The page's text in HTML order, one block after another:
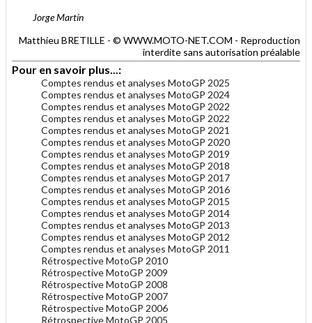
Jorge Martín
Matthieu BRETILLE - © WWW.MOTO-NET.COM - Reproduction
interdite sans autorisation préalable
Pour en savoir plus...:
Comptes rendus et analyses MotoGP 2025
Comptes rendus et analyses MotoGP 2024
Comptes rendus et analyses MotoGP 2022
Comptes rendus et analyses MotoGP 2022
Comptes rendus et analyses MotoGP 2021
Comptes rendus et analyses MotoGP 2020
Comptes rendus et analyses MotoGP 2019
Comptes rendus et analyses MotoGP 2018
Comptes rendus et analyses MotoGP 2017
Comptes rendus et analyses MotoGP 2016
Comptes rendus et analyses MotoGP 2015
Comptes rendus et analyses MotoGP 2014
Comptes rendus et analyses MotoGP 2013
Comptes rendus et analyses MotoGP 2012
Comptes rendus et analyses MotoGP 2011
Rétrospective MotoGP 2010
Rétrospective MotoGP 2009
Rétrospective MotoGP 2008
Rétrospective MotoGP 2007
Rétrospective MotoGP 2006
Rétrospective MotoGP 2005